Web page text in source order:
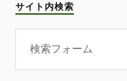
サイト内検索